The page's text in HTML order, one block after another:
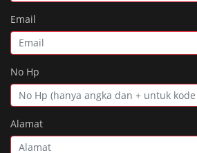
Email
No Hp
Alamat